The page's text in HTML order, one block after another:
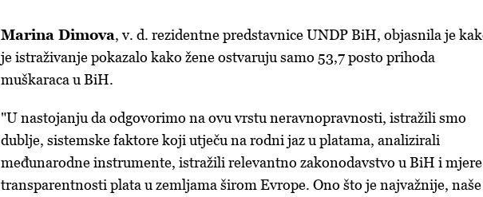
Marina Dimova, v. d. rezidentne predstavnice UNDP BiH, objasnila je
je istraživanje pokazalo kako žene ostvaruju samo 53,7 posto prihoda
muškaraca u BiH.
"U nastojanju da odgovorimo na ovu vrstu neravnopravnosti, istražili smo
dublje, sistemske faktore koji utječu na rodni jaz u platama, analizirali
međunarodne instrumente, istražili relevantno zakonodavstvo u BiH i mjere
transparentnosti plata u zemljama širom Evrope. Ono što je najvažnije, naše